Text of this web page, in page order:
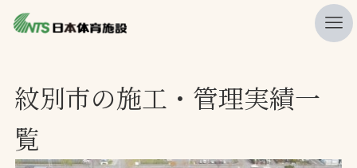
ニュース
プレスリリース
紋別市の施工・管理実績一
覧